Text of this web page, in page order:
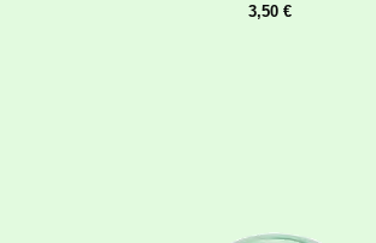
3,50 €